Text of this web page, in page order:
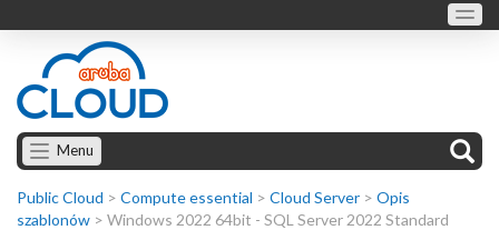
Menu
Public Cloud > Compute essential > Cloud Server > Opis
szablonów > Windows 2022 64bit - SQL Server 2022 Standard